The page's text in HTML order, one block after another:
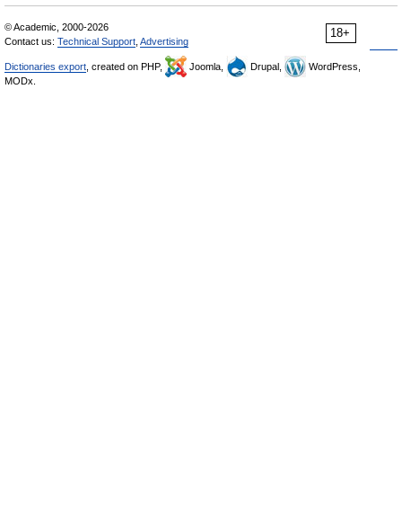
18+
© Academic, 2000-2026
Contact us: Technical Support Advertising
Dictionaries export , created on PHP, Joomla, Drupal,
WordPress,
MODx.